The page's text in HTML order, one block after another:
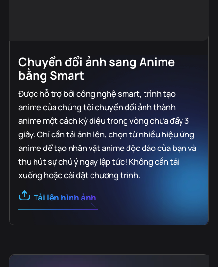
Chuyển đổi ảnh sang Anime
bằng Smart
Được hỗ trợ bởi công nghệ smart, trình tạo
anime của chúng tôi chuyển đổi ảnh thành
anime một cách kỳ diệu trong vòng chưa đầy 3
giây. Chỉ cần tải ảnh lên, chọn từ nhiều hiệu ứng
anime để tạo nhân vật anime độc đáo của bạn và
thu hút sự chú ý ngay lập tức! Không cần tải
xuống hoặc cài đặt chương trình.
Tải lên hình ảnh